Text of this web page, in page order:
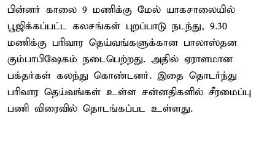
பின்னர் காலை 9 மணிக்கு மேல் யாகசாலையில்
பூஜிக்கப்பட்ட கலசங்கள் புறப்பாடு நடந்து, 9.30
மணிக்கு பரிவார தெய்வங்களுக்கான பாலாஸ்தன
கும்பாபிஷேகம் நடைபெற்றது. அதில் ஏராளமான
பக்தர்கள் கலந்து கொண்டனர். இதை தொடர்ந்து
பரிவார தெய்வங்கள் உள்ள சன்னதிகளில் சீரமைப்பு
பணி விரைவில் தொடங்கப்பட உள்ளது.